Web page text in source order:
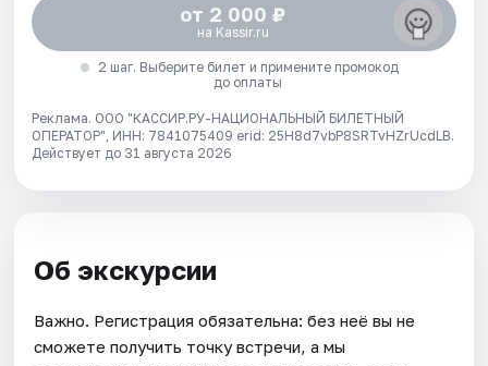
от 2 000 ₽
на Kassir.ru
2 шаг. Выберите билет и примените промокод
до оплаты
Реклама. ООО "КАССИР.РУ-НАЦИОНАЛЬНЫЙ БИЛЕТНЫЙ
ОПЕРАТОР", ИНН: 7841075409 erid: 25H8d7vbP8SRTvHZrUcdLB.
Действует до 31 августа 2026
Об экскурсии
Важно. Регистрация обязательна: без неё вы не
сможете получить точку встречи, а мы